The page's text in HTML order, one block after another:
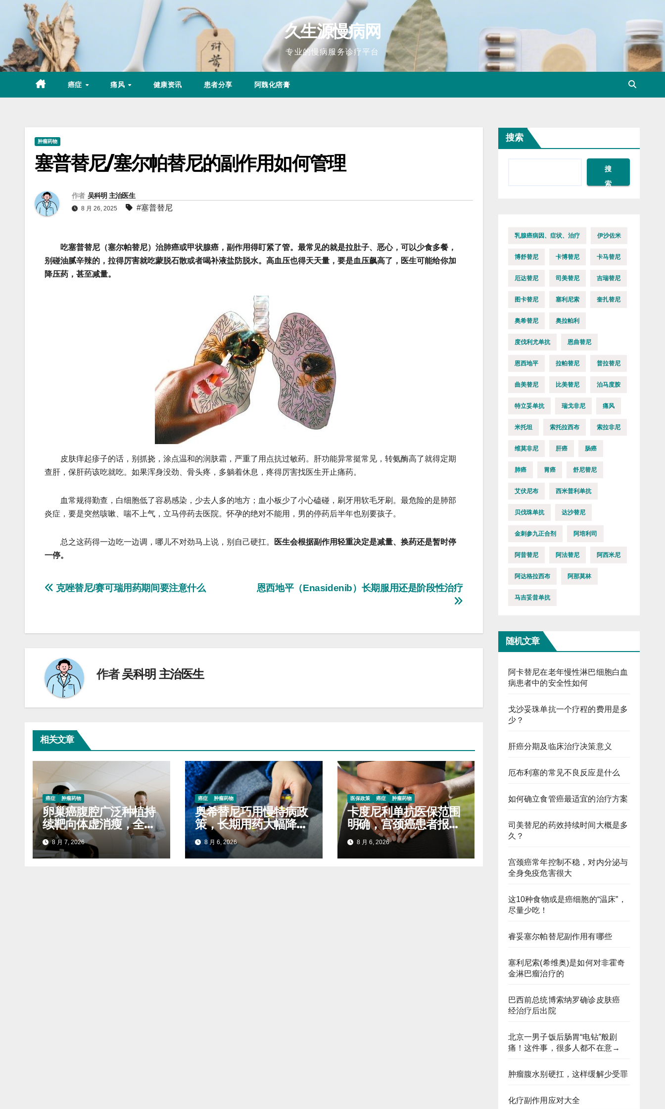
content
久生源慢病网
专业的慢病服务诊疗平台
癌症 痛风 健康资讯 患者分享 阿魏化痞膏
肿瘤药物
塞普替尼/塞尔帕替尼的副作用如何管理
作者 吴科明 主治医生
8 月 26, 2025 #塞普替尼
吃塞普替尼（塞尔帕替尼）治肺癌或甲状腺癌，副作用得盯紧了管。最常见的就是拉肚子、恶心，可以少食多餐，
别碰油腻辛辣的，拉得厉害就吃蒙脱石散或者喝补液盐防脱水。高血压也得天天量，要是血压飙高了，医生可能给你加
降压药，甚至减量。
皮肤痒起疹子的话，别抓挠，涂点温和的润肤霜，严重了用点抗过敏药。肝功能异常挺常见，转氨酶高了就得定期
查肝，保肝药该吃就吃。如果浑身没劲、骨头疼，多躺着休息，疼得厉害找医生开止痛药。
血常规得勤查，白细胞低了容易感染，少去人多的地方；血小板少了小心磕碰，刷牙用软毛牙刷。最危险的是肺部
炎症，要是突然咳嗽、喘不上气，立马停药去医院。怀孕的绝对不能用，男的停药后半年也别要孩子。
总之这药得一边吃一边调，哪儿不对劲马上说，别自己硬扛。
医生会根据副作用轻重决定是减量、换药还是暂时停
一停。
文
导
恩西地平（Enasidenib）长期服用还是阶段性治疗
克唑替尼/赛可瑞用药期间要注意什么
作者吴科明 主治医生
相关文章
癌症 肿瘤药物
卵巢癌腹腔广泛种植持
续靶向体虚消瘦，全程
服药稳固生存质量延缓
进展
8 月 7, 2026
癌症 肿瘤药物
奥希替尼巧用慢特病政
策，长期用药大幅降低
自付开支
8 月 6, 2026
医保政策 癌症 肿瘤药物
卡度尼利单抗医保范围
明确，宫颈癌患者报销
标准对照查看
8 月 6, 2026
搜索
搜
索
乳腺癌病因、症状、治疗 伊沙佐米
博舒替尼 卡博替尼 卡马替尼
厄达替尼 司美替尼 吉瑞替尼
图卡替尼 塞利尼索 奎扎替尼
奥希替尼 奥拉帕利
度伐利尤单抗 恩曲替尼
恩西地平 拉帕替尼 普拉替尼
曲美替尼 比美替尼 泊马度胺
特立妥单抗 瑞戈非尼 痛风
米托坦 索托拉西布 索拉非尼
维莫非尼 肝癌 肠癌
肺癌 胃癌 舒尼替尼
艾伏尼布 西米普利单抗
贝伐珠单抗 达沙替尼
金刺参九正合剂 阿培利司
阿昔替尼 阿法替尼 阿西米尼
阿达格拉西布 阿那莫林
马吉妥昔单抗
随机文章
阿卡替尼在老年慢性淋巴细胞白血
病患者中的安全性如何
戈沙妥珠单抗一个疗程的费用是多
少？
肝癌分期及临床治疗决策意义
厄布利塞的常见不良反应是什么
如何确立食管癌最适宜的治疗方案
司美替尼的药效持续时间大概是多
久？
宫颈癌常年控制不稳，对内分泌与
全身免疫危害很大
这10种食物或是癌细胞的“温床”，
尽量少吃！
睿妥塞尔帕替尼副作用有哪些
塞利尼索(希维奥)是如何对非霍奇
金淋巴瘤治疗的
巴西前总统博索纳罗确诊皮肤癌
经治疗后出院
北京一男子饭后肠胃“电钻”般剧
痛！这件事，很多人都不在意→
肿瘤腹水别硬扛，这样缓解少受罪
化疗副作用应对大全